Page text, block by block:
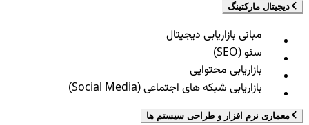
دیجیتال مارکتینگ
مبانی بازاریابی دیجیتال
سئو (SEO)
بازاریابی محتوایی
بازاریابی شبکه های اجتماعی (Social Media)
معماری نرم افزار و طراحی سیستم ها